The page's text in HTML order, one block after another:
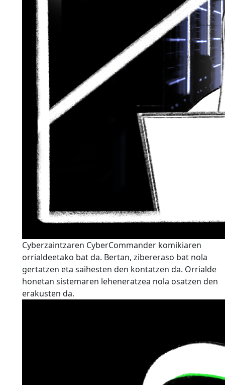
Cyberzaintzaren CyberCommander komikiaren
orrialdeetako bat da. Bertan, zibereraso bat nola
gertatzen eta saihesten den kontatzen da. Orrialde
honetan sistemaren leheneratzea nola osatzen den
erakusten da.